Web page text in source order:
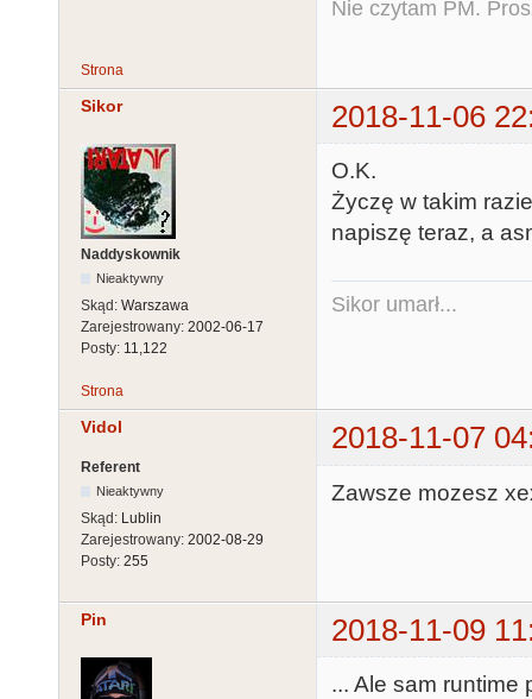
Nie czytam PM.
Strona
Sikor 2018-11-06
Naddyskownik
Nieaktywny
Skąd: Warszawa
Zarejestrowany: 2002-06-17
Posty: 11,122
O.K.
Życzę w takim
napiszę teraz, a
Sikor umarł...
Strona
Vidol 2018-11-07
Referent
Nieaktywny
Skąd: Lublin
Zarejestrowany: 2002-08-29
Posty: 255
Zawsze mozesz
Pin 2018-11-09
... Ale sam runtime